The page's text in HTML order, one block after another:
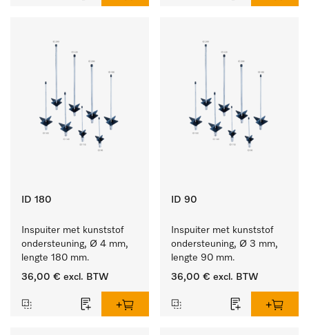
ID 180
Inspuiter met kunststof
ondersteuning, Ø 4 mm,
lengte 180 mm.
36,00 € excl. BTW
ID 90
Inspuiter met kunststof
ondersteuning, Ø 3 mm,
lengte 90 mm.
36,00 € excl. BTW